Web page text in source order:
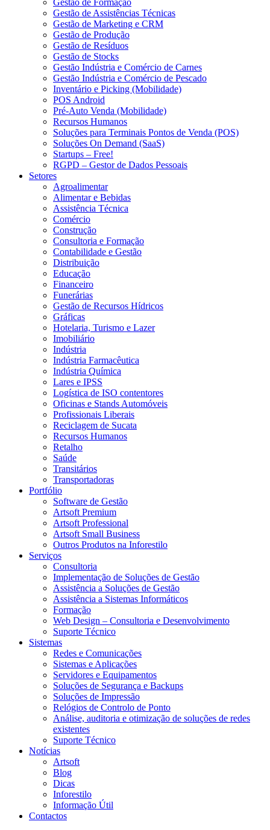
Gestão de Assistências Técnicas
Gestão de Marketing e CRM
Gestão de Produção
Gestão de Resíduos
Gestão de Stocks
Gestão Indústria e Comércio de Carnes
Gestão Indústria e Comércio de Pescado
Inventário e Picking (Mobilidade)
POS Android
Pré-Auto Venda (Mobilidade)
Recursos Humanos
Soluções para Terminais Pontos de Venda (POS)
Soluções On Demand (SaaS)
Startups – Free!
RGPD – Gestor de Dados Pessoais
Setores
Agroalimentar
Alimentar e Bebidas
Assistência Técnica
Comércio
Construção
Consultoria e Formação
Contabilidade e Gestão
Distribuição
Educação
Financeiro
Funerárias
Gestão de Recursos Hídricos
Gráficas
Hotelaria, Turismo e Lazer
Imobiliário
Indústria
Indústria Farmacêutica
Indústria Química
Lares e IPSS
Logística de ISO contentores
Oficinas e Stands Automóveis
Profissionais Liberais
Reciclagem de Sucata
Recursos Humanos
Retalho
Saúde
Transitários
Transportadoras
Portfólio
Software de Gestão
Artsoft Premium
Artsoft Professional
Artsoft Small Business
Outros Produtos na Inforestilo
Serviços
Consultoria
Implementação de Soluções de Gestão
Assistência a Soluções de Gestão
Assistência a Sistemas Informáticos
Formação
Web Design – Consultoria e Desenvolvimento
Suporte Técnico
Sistemas
Redes e Comunicações
Sistemas e Aplicações
Servidores e Equipamentos
Soluções de Segurança e Backups
Soluções de Impressão
Relógios de Controlo de Ponto
Análise, auditoria e otimização de soluções de redes
existentes
Suporte Técnico
Notícias
Artsoft
Blog
Dicas
Inforestilo
Informação Útil
Contactos